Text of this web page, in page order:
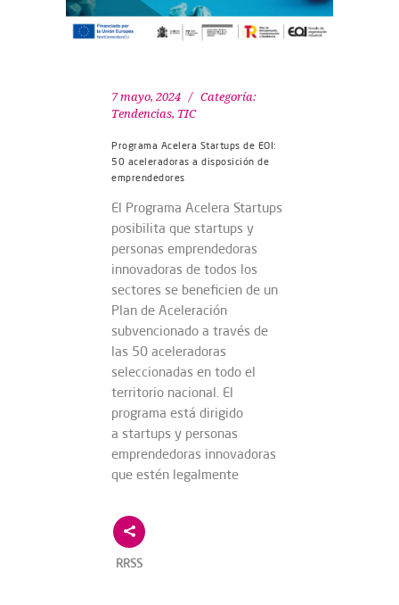
7 mayo, 2024
Categoría:
Tendencias, TIC
Programa Acelera Startups de EOI:
50 aceleradoras a disposición de
emprendedores
El Programa Acelera Startups
posibilita que startups y
personas emprendedoras
innovadoras de todos los
sectores se beneficien de un
Plan de Aceleración
subvencionado a través de
las 50 aceleradoras
seleccionadas en todo el
territorio nacional. El
programa está dirigido
a startups y personas
emprendedoras innovadoras
que estén legalmente
RRSS